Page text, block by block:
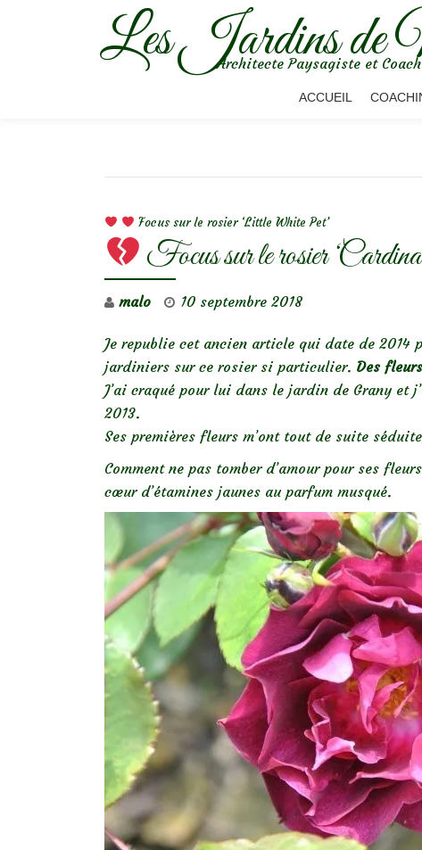
Les Jardins de
Architecte Paysagiste et
ACCUEIL
Focus sur le rosier ‘Little White Pet’
Focus sur le rosier
malo 10 septembre 2018
Je republie cet ancien article qui date de 2014
jardiniers sur ce rosier si particulier. Des
J’ai craqué pour lui dans le jardin de Grany et
2013.
Ses premières fleurs m’ont tout de suite
Comment ne pas tomber d’amour pour ses
cœur d’étamines jaunes au parfum musqué.